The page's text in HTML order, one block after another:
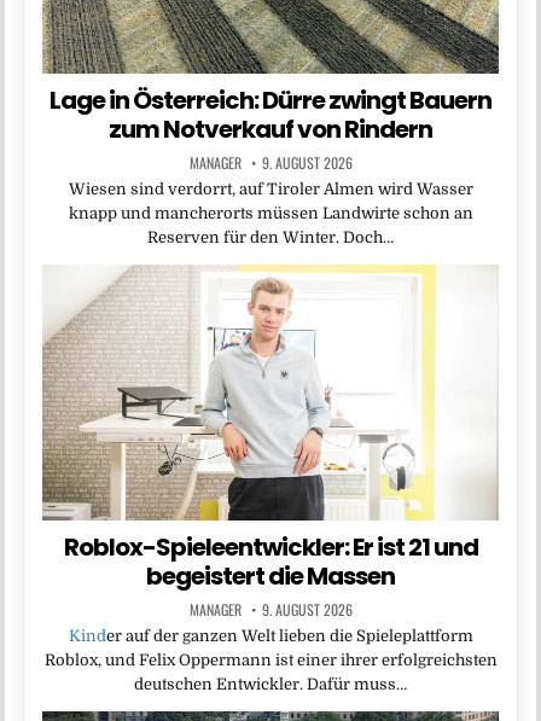
Lage in Österreich: Dürre zwingt Bauern
zum Notverkauf von Rindern
MANAGER 9. AUGUST 2026
Wiesen sind verdorrt, auf Tiroler Almen wird Wasser
knapp und mancherorts müssen Landwirte schon an
Reserven für den Winter. Doch…
Roblox-Spieleentwickler: Er ist 21 und
begeistert die Massen
MANAGER 9. AUGUST 2026
Kinder auf der ganzen Welt lieben die Spieleplattform
Roblox, und Felix Oppermann ist einer ihrer erfolgreichsten
deutschen Entwickler. Dafür muss…